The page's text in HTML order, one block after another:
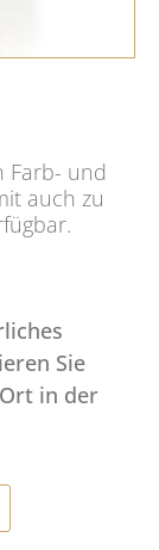
Farb- und
auch zu
Sie
in der